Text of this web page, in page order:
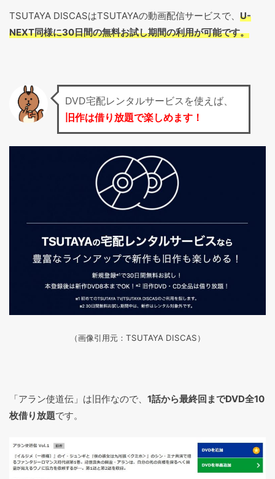
TSUTAYA DISCASはTSUTAYAの動画配信サービスで、 U-
NEXT同様に30日間の無料お試し期間の利用が可能です。
DVD宅配レンタルサービスを使えば、
旧作は借り放題で楽しめます！
（画像引用元：TSUTAYA DISCAS）
「アラン使道伝」は旧作なので、 1話から最終回までDVD全10
枚借り放題です。